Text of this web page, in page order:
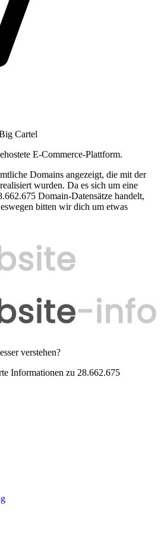
Cartel
E-Commerce-Plattform.
Domains angezeigt, die mit der
wurden. Da es sich um eine
Domain-Datensätze handelt,
bitten wir dich um etwas
verstehen?
Informationen zu 28.662.675